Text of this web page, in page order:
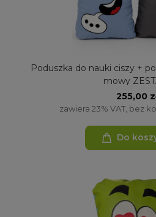
Poduszka do nauki ciszy +
mowy
255,00
zawiera 23% VAT, bez
Do